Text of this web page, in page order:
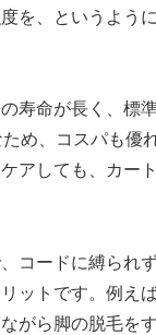
を、というよう
寿命が長く、標
め、コスパも優
アしても、カー
コードに縛られ
ットです。例え
がら脚の脱毛を